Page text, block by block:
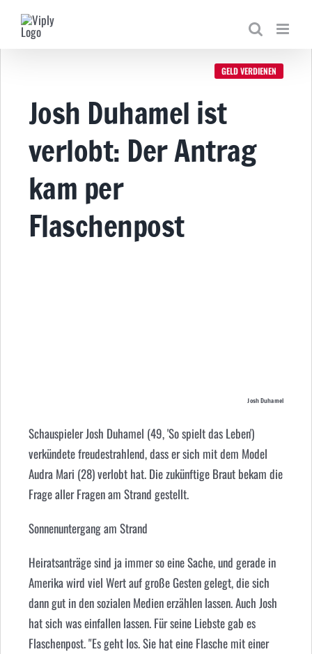
Inhalt
springen
GELD VERDIENEN
Josh Duhamel ist
verlobt: Der Antrag
kam per
Flaschenpost
Josh Duhamel
Schauspieler Josh Duhamel (49, 'So spielt das Leben')
verkündete freudestrahlend, dass er sich mit dem Model
Audra Mari (28) verlobt hat. Die zukünftige Braut bekam die
Frage aller Fragen am Strand gestellt.
Sonnenuntergang am Strand
Heiratsanträge sind ja immer so eine Sache, und gerade in
Amerika wird viel Wert auf große Gesten gelegt, die sich
dann gut in den sozialen Medien erzählen lassen. Auch Josh
hat sich was einfallen lassen. Für seine Liebste gab es
Flaschenpost. "Es geht los. Sie hat eine Flasche mit einer